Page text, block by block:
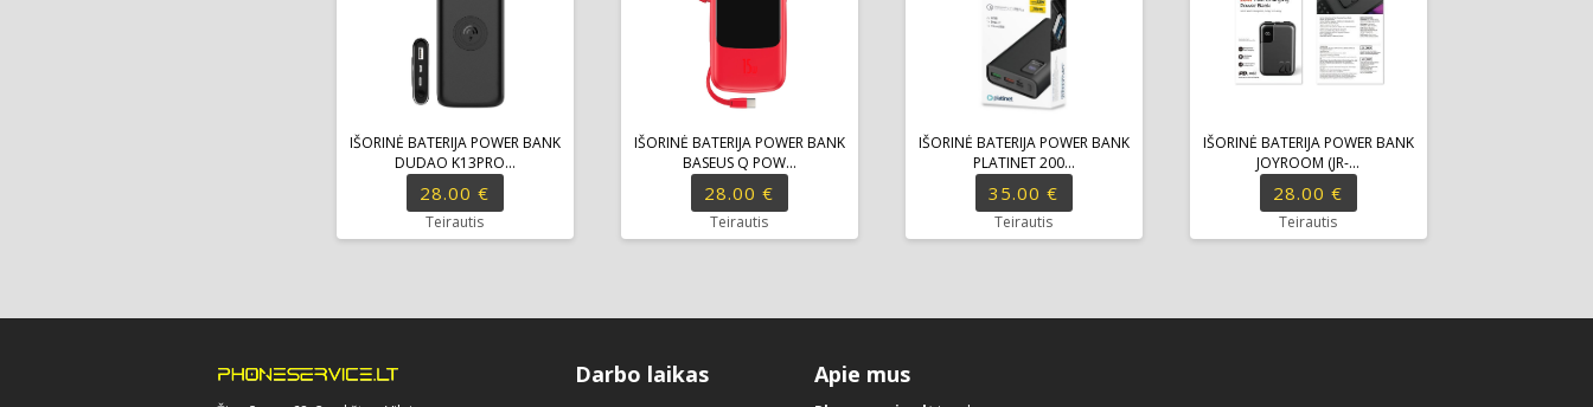
IŠORINĖ BATERIJA POWER BANK
DUDAO K13PRO...
28.00 €
Teirautis
IŠORINĖ BATERIJA POWER BANK
BASEUS Q POW...
28.00 €
Teirautis
IŠORINĖ BATERIJA POWER BANK
PLATINET 200...
35.00 €
Teirautis
IŠORINĖ BATERIJA POWER BANK
JOYROOM (JR-...
28.00 €
Teirautis
Darbo laikas Apie mus